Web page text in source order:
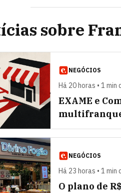
sobre
NEGÓCIOS
Há 20 horas • 1
EXAME e
NEGÓCIOS
Há 23 horas • 1
O plano de